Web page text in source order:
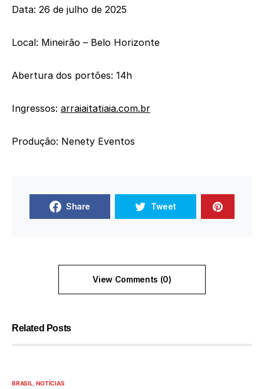
Data: 26 de julho de 2025
Local: Mineirão – Belo Horizonte
Abertura dos portões: 14h
Ingressos: arraiaitatiaia.com.br
Produção: Nenety Eventos
Share Tweet
View Comments (0)
Related Posts
BRASIL NOTÍCIAS